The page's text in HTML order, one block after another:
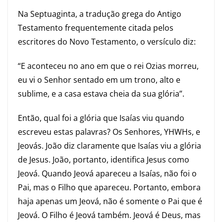
Na Septuaginta, a tradução grega do Antigo
Testamento frequentemente citada pelos
escritores do Novo Testamento, o versículo diz:
“E aconteceu no ano em que o rei Ozias morreu,
eu vi o Senhor sentado em um trono, alto e
sublime, e a casa estava cheia da sua glória”.
Então, qual foi a glória que Isaías viu quando
escreveu estas palavras? Os Senhores, YHWHs, e
Jeovás. João diz claramente que Isaías viu a glória
de Jesus. João, portanto, identifica Jesus como
Jeová. Quando Jeová apareceu a Isaías, não foi o
Pai, mas o Filho que apareceu. Portanto, embora
haja apenas um Jeová, não é somente o Pai que é
Jeová. O Filho é Jeová também. Jeová é Deus, mas